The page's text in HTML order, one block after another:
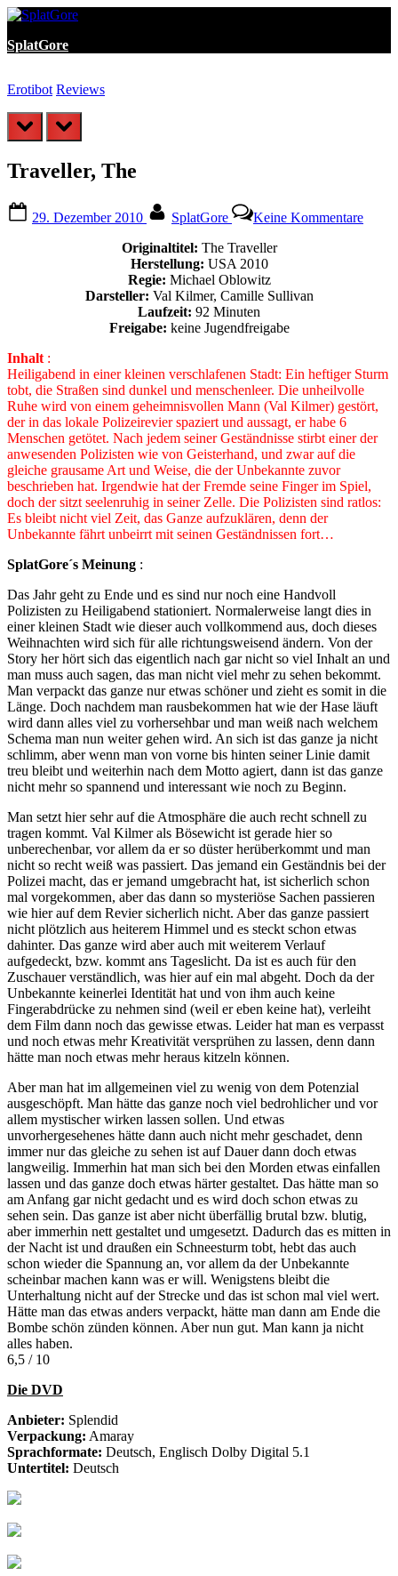
Skip
content
SplatGore
Erotibot Reviews
prev next
Traveller, The
on
29. Dezember 2010 SplatGore Keine Kommentare
Originaltitel: The Traveller
Herstellung: USA 2010
Regie: Michael Oblowitz
Darsteller: Val Kilmer, Camille Sullivan
Laufzeit: 92 Minuten
Freigabe: keine Jugendfreigabe
Inhalt :
Heiligabend in einer kleinen verschlafenen Stadt: Ein heftiger Sturm
tobt, die Straßen sind dunkel und menschenleer. Die unheilvolle
Ruhe wird von einem geheimnisvollen Mann (Val Kilmer) gestört,
der in das lokale Polizeirevier spaziert und aussagt, er habe 6
Menschen getötet. Nach jedem seiner Geständnisse stirbt einer der
anwesenden Polizisten wie von Geisterhand, und zwar auf die
gleiche grausame Art und Weise, die der Unbekannte zuvor
beschrieben hat. Irgendwie hat der Fremde seine Finger im Spiel,
doch der sitzt seelenruhig in seiner Zelle. Die Polizisten sind ratlos:
Es bleibt nicht viel Zeit, das Ganze aufzuklären, denn der
Unbekannte fährt unbeirrt mit seinen Geständnissen fort…
SplatGore´s Meinung :
Das Jahr geht zu Ende und es sind nur noch eine Handvoll
Polizisten zu Heiligabend stationiert. Normalerweise langt dies in
einer kleinen Stadt wie dieser auch vollkommend aus, doch dieses
Weihnachten wird sich für alle richtungsweisend ändern. Von der
Story her hört sich das eigentlich nach gar nicht so viel Inhalt an und
man muss auch sagen, das man nicht viel mehr zu sehen bekommt.
Man verpackt das ganze nur etwas schöner und zieht es somit in die
Länge. Doch nachdem man rausbekommen hat wie der Hase läuft
wird dann alles viel zu vorhersehbar und man weiß nach welchem
Schema man nun weiter gehen wird. An sich ist das ganze ja nicht
schlimm, aber wenn man von vorne bis hinten seiner Linie damit
treu bleibt und weiterhin nach dem Motto agiert, dann ist das ganze
nicht mehr so spannend und interessant wie noch zu Beginn.
Man setzt hier sehr auf die Atmosphäre die auch recht schnell zu
tragen kommt. Val Kilmer als Bösewicht ist gerade hier so
unberechenbar, vor allem da er so düster herüberkommt und man
nicht so recht weiß was passiert. Das jemand ein Geständnis bei der
Polizei macht, das er jemand umgebracht hat, ist sicherlich schon
mal vorgekommen, aber das dann so mysteriöse Sachen passieren
wie hier auf dem Revier sicherlich nicht. Aber das ganze passiert
nicht plötzlich aus heiterem Himmel und es steckt schon etwas
dahinter. Das ganze wird aber auch mit weiterem Verlauf
aufgedeckt, bzw. kommt ans Tageslicht. Da ist es auch für den
Zuschauer verständlich, was hier auf ein mal abgeht. Doch da der
Unbekannte keinerlei Identität hat und von ihm auch keine
Fingerabdrücke zu nehmen sind (weil er eben keine hat), verleiht
dem Film dann noch das gewisse etwas. Leider hat man es verpasst
und noch etwas mehr Kreativität versprühen zu lassen, denn dann
hätte man noch etwas mehr heraus kitzeln können.
Aber man hat im allgemeinen viel zu wenig von dem Potenzial
ausgeschöpft. Man hätte das ganze noch viel bedrohlicher und vor
allem mystischer wirken lassen sollen. Und etwas
unvorhergesehenes hätte dann auch nicht mehr geschadet, denn
immer nur das gleiche zu sehen ist auf Dauer dann doch etwas
langweilig. Immerhin hat man sich bei den Morden etwas einfallen
lassen und das ganze doch etwas härter gestaltet. Das hätte man so
am Anfang gar nicht gedacht und es wird doch schon etwas zu
sehen sein. Das ganze ist aber nicht überfällig brutal bzw. blutig,
aber immerhin nett gestaltet und umgesetzt. Dadurch das es mitten in
der Nacht ist und draußen ein Schneesturm tobt, hebt das auch
schon wieder die Spannung an, vor allem da der Unbekannte
scheinbar machen kann was er will. Wenigstens bleibt die
Unterhaltung nicht auf der Strecke und das ist schon mal viel wert.
Hätte man das etwas anders verpackt, hätte man dann am Ende die
Bombe schön zünden können. Aber nun gut. Man kann ja nicht
alles haben.
6,5 / 10
Die DVD
Anbieter: Splendid
Verpackung: Amaray
Sprachformate: Deutsch, Englisch Dolby Digital 5.1
Untertitel: Deutsch